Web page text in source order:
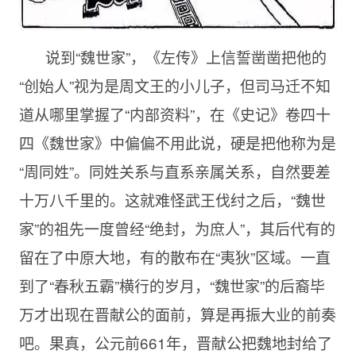
说到“魏世家”，《左传》上信誓凿凿把他的
“创始人”视为是周文王的小儿子，但司马迁不知
道从哪里掌握了“内部资料”，在《史记》卷四十
四《魏世家》中偏偏不用此说，硬是把他称为是
“周同姓”。同姓关系与直系亲属关系，自然要差
十万八千里的。这就难怪武王伐纣之后，“魏世
家”的祖先一度曾经“绝封，为庶人”，其后代有的
留在了中原大地，有的散布在“夷狄”区域。一直
到了“春秋五霸”横行的岁月，“魏世家”的后裔毕
万才出现在晋献公的面前，算是再振大业的前奏
吧。果真，公元前661年，晋献公把魏地封给了